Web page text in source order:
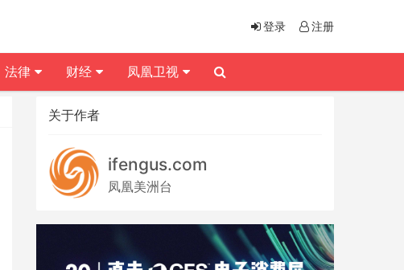
关于作者
ifengus.com
凤凰美洲台
登录 注册
法律 财经 凤凰卫视